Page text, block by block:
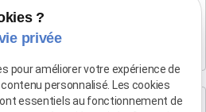
Patrice HUMBERT
Septembre
de Marseille
?
privée
pour améliorer votre expérience de
personnalisé. Les cookies
essentiels au fonctionnement de